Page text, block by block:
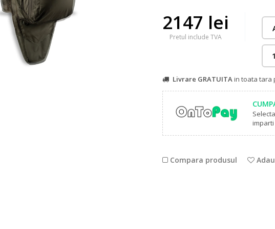
2147 lei
Pretul include TVA
Livrare GRATUITAin toata tara
Compara produsul